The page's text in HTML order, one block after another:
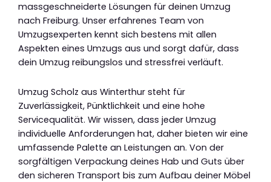
massgeschneiderte Lösungen für deinen Umzug
nach Freiburg. Unser erfahrenes Team von
Umzugsexperten kennt sich bestens mit allen
Aspekten eines Umzugs aus und sorgt dafür, dass
dein Umzug reibungslos und stressfrei verläuft.
Umzug Scholz aus Winterthur steht für
Zuverlässigkeit, Pünktlichkeit und eine hohe
Servicequalität. Wir wissen, dass jeder Umzug
individuelle Anforderungen hat, daher bieten wir eine
umfassende Palette an Leistungen an. Von der
sorgfältigen Verpackung deines Hab und Guts über
den sicheren Transport bis zum Aufbau deiner Möbel